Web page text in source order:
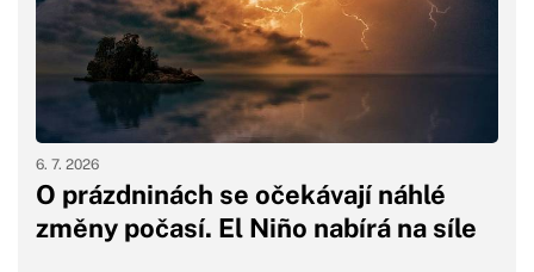
O prázdninách se očekávají náhlé
změny počasí. El Niño nabírá na síle
6. 7. 2026